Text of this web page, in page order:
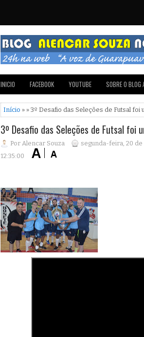
INICIO FACEBOOK YOUTUBE SOBRE O BLOG
Início » » 3º Desafio das Seleções de Futsal foi
3º Desafio das Seleções de Futsal foi
Por Alencar Souza segunda-feira, 20
12:35:00